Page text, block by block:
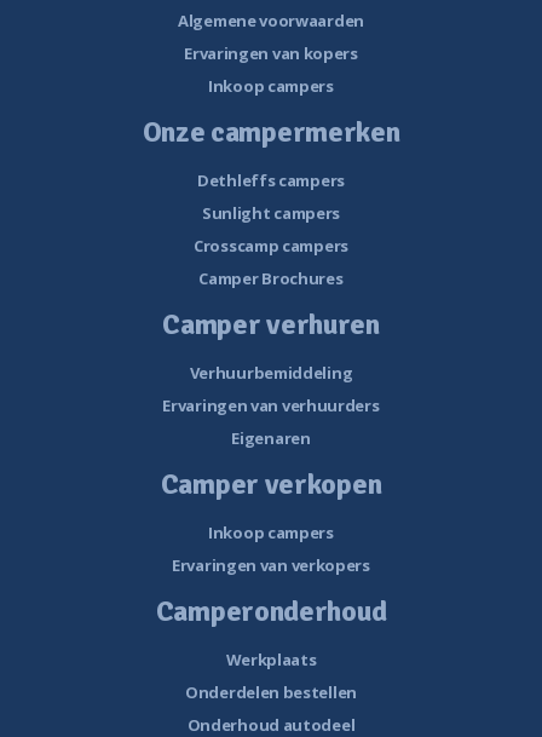
Algemene voorwaarden
Ervaringen van kopers
Inkoop campers
Onze campermerken
Dethleffs campers
Sunlight campers
Crosscamp campers
Camper Brochures
Camper verhuren
Verhuurbemiddeling
Ervaringen van verhuurders
Eigenaren
Camper verkopen
Inkoop campers
Ervaringen van verkopers
Camperonderhoud
Werkplaats
Onderdelen bestellen
Onderhoud autodeel